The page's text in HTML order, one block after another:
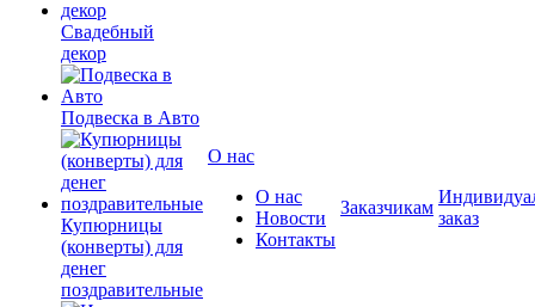
Свадебный
декор
Подвеска в Авто
Купюрницы
(конверты) для
денег
поздравительные
О нас
О нас
Новости
Контакты
Заказчикам
заказ